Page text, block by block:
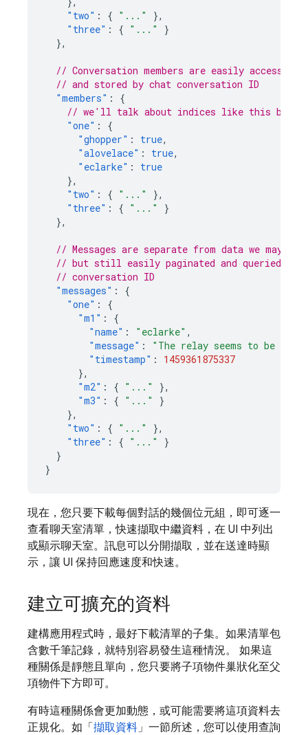
"two" : { "..."
},
"three" : { "..."
}
},
// Conversation members are easily accessible
// and stored by chat conversation ID
"members" :
{
// we'll talk about indices like this below
"one" :
{
"ghopper" : true,
"alovelace" : true,
"eclarke" :
true
},
"two" : { "..."
},
"three" : { "..."
}
},
// Messages are separate from data we may
// but still easily paginated and queried, and
// conversation ID
"messages" :
{
"one" :
{
"m1" :
{
"name" : "eclarke" ,
"message" :
"The relay seems to be
"timestamp" :
1459361875337
},
"m2" : { "..."
},
"m3" : { "..."
}
},
"two" : { "..."
},
"three" : { "..."
}
}
}
現在，您只要下載每個對話的幾個位元組，即可逐一
查看聊天室清單，快速擷取中繼資料，在 UI 中列出
或顯示聊天室。訊息可以分開擷取，並在送達時顯
示，讓 UI 保持回應速度和快速。
建立可擴充的資料
建構應用程式時，最好下載清單的子集。如果清單包
含數千筆記錄，就特別容易發生這種情況。 如果這
種關係是靜態且單向，您只要將子項物件巢狀化至父
項物件下方即可。
有時這種關係會更加動態，或可能需要將這項資料去
正規化。如「 擷取資料」一節所述，您可以使用查詢